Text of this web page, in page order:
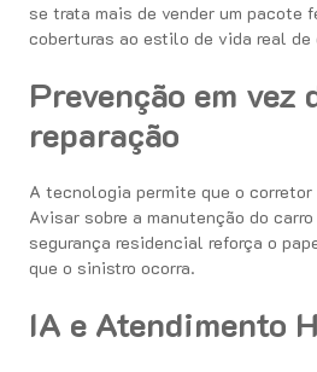
se trata mais de vender um pacote
coberturas ao estilo de vida real
Prevenção em vez
reparação
A tecnologia permite que o
Avisar sobre a manutenção do
segurança residencial reforça o
que o sinistro ocorra.
IA e Atendimento